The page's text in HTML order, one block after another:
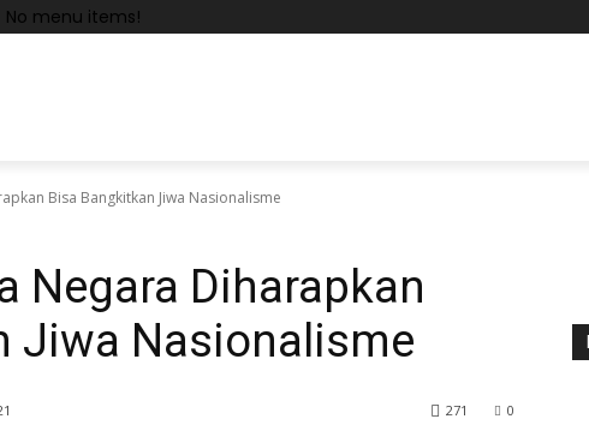
No menu items!
Bisa Bangkitkan Jiwa Nasionalisme
Negara Diharapkan
Jiwa Nasionalisme
0
271